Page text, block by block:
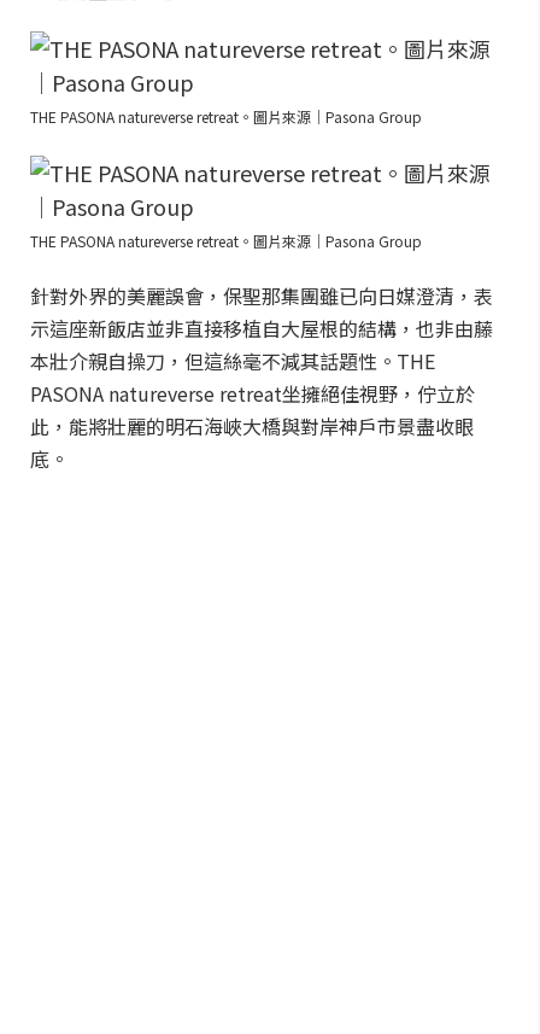
THE PASONA natureverse retreat。圖片來源｜Pasona Group
THE PASONA natureverse retreat。圖片來源｜Pasona Group
針對外界的美麗誤會，保聖那集團雖已向日媒澄清，表
示這座新飯店並非直接移植自大屋根的結構，也非由藤
本壯介親自操刀，但這絲毫不減其話題性。THE
PASONA natureverse retreat坐擁絕佳視野，佇立於
此，能將壯麗的明石海峽大橋與對岸神戶市景盡收眼
底。